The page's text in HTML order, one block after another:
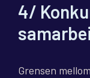
4/
Grensen